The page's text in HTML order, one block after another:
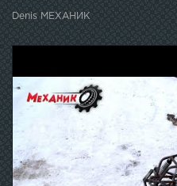
Denis МЕХАНИК